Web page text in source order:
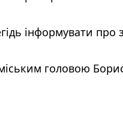
інформувати про
головою